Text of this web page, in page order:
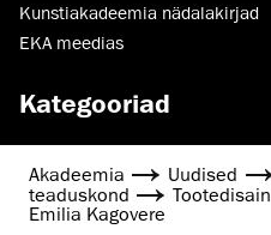
Kunstiakadeemia nädalakirjad
EKA meedias
Kategooriad
Akadeemia Uudised
teaduskond
Tootedisain
Emilia Kagovere